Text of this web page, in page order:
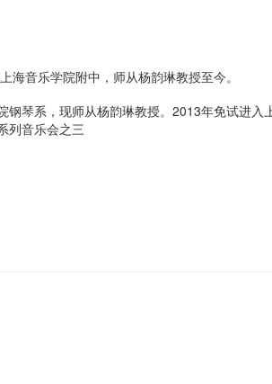
音乐学院附中，师从杨韵琳教授至今。
琴系，现师从杨韵琳教授。2013年免试进入